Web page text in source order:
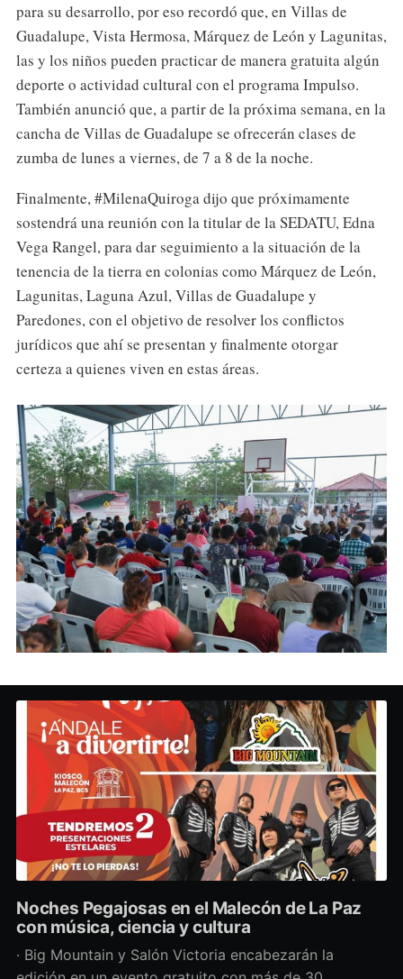
para su desarrollo, por eso recordó que, en Villas de
Guadalupe, Vista Hermosa, Márquez de León y Lagunitas,
las y los niños pueden practicar de manera gratuita algún
deporte o actividad cultural con el programa Impulso.
También anunció que, a partir de la próxima semana, en la
cancha de Villas de Guadalupe se ofrecerán clases de
zumba de lunes a viernes, de 7 a 8 de la noche.
Finalmente, #MilenaQuiroga dijo que próximamente
sostendrá una reunión con la titular de la SEDATU, Edna
Vega Rangel, para dar seguimiento a la situación de la
tenencia de la tierra en colonias como Márquez de León,
Lagunitas, Laguna Azul, Villas de Guadalupe y
Paredones, con el objetivo de resolver los conflictos
jurídicos que ahí se presentan y finalmente otorgar
certeza a quienes viven en estas áreas.
Noches Pegajosas en el Malecón de La Paz
con música, ciencia y cultura
· Big Mountain y Salón Victoria encabezarán la